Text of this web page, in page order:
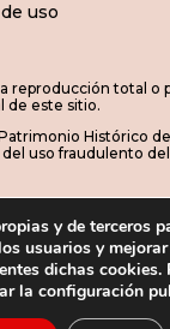
uso
reproducción total o
de este sitio.
Histórico
uso fraudulento
· Asociación
Histórico de Corella

y de terceros
usuarios y
dichas cookies.
la configuración